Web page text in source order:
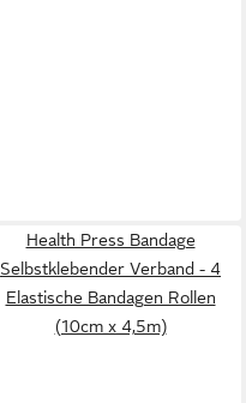
Health Press Bandage
Selbstklebender Verband - 4
Elastische Bandagen Rollen
(10cm x 4,5m)